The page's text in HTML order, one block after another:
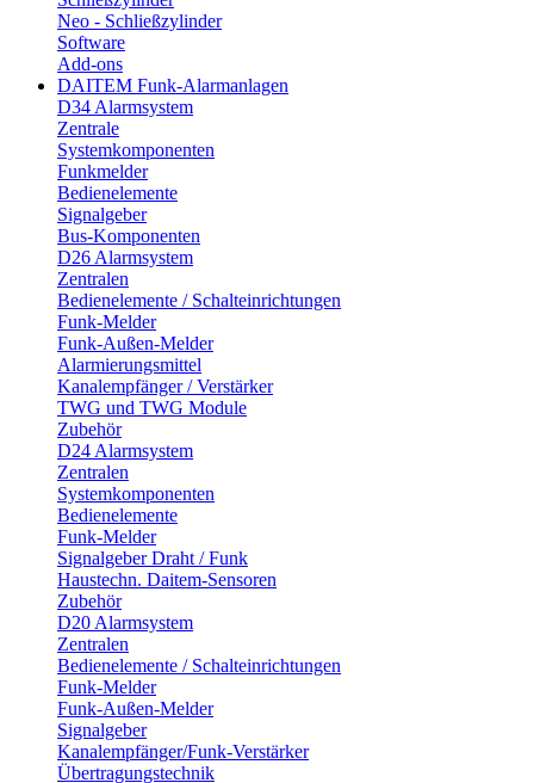
Neo - Schließzylinder
Software
Add-ons
DAITEM Funk-Alarmanlagen
D34 Alarmsystem
Zentrale
Systemkomponenten
Funkmelder
Bedienelemente
Signalgeber
Bus-Komponenten
D26 Alarmsystem
Zentralen
Bedienelemente / Schalteinrichtungen
Funk-Melder
Funk-Außen-Melder
Alarmierungsmittel
Kanalempfänger / Verstärker
TWG und TWG Module
Zubehör
D24 Alarmsystem
Zentralen
Systemkomponenten
Bedienelemente
Funk-Melder
Signalgeber Draht / Funk
Haustechn. Daitem-Sensoren
Zubehör
D20 Alarmsystem
Zentralen
Bedienelemente / Schalteinrichtungen
Funk-Melder
Funk-Außen-Melder
Signalgeber
Kanalempfänger/Funk-Verstärker
Übertragungstechnik